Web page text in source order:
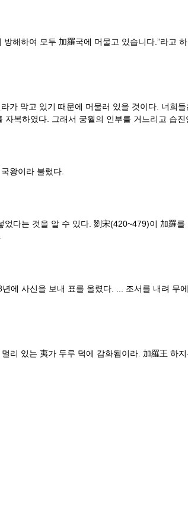
해하여 모두 加羅국에 머물고 있습니다.”라고
가 막고 있기 때문에 머물러 있을 것이다. 너희
복하였다. 그래서 궁월의 인부를 거느리고 습진
왕이라 불렀다.
다는 것을 알 수 있다. 劉宋(420~479)이 加羅를
에 사신을 보내 표를 올렸다. ... 조서를 내려 무
리 있는 夷가 두루 덕에 감화됨이라. 加羅王 하